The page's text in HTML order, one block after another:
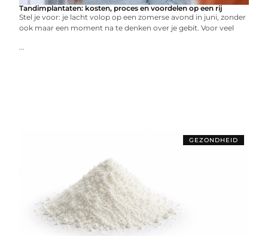
Tandimplantaten: kosten, proces en voordelen op een rij
Stel je voor: je lacht volop op een zomerse avond in juni, zonder
ook maar een moment na te denken over je gebit. Voor veel
...
GEZONDHEID